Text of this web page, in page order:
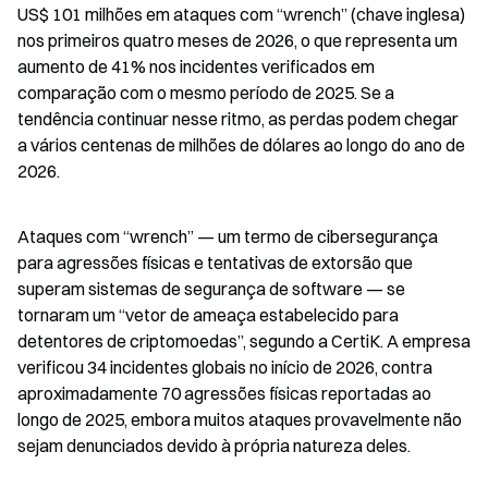
US$ 101 milhões em ataques com “wrench” (chave inglesa)
nos primeiros quatro meses de 2026, o que representa um
aumento de 41% nos incidentes verificados em
comparação com o mesmo período de 2025. Se a
tendência continuar nesse ritmo, as perdas podem chegar
a vários centenas de milhões de dólares ao longo do ano de
2026.
Ataques com “wrench” — um termo de cibersegurança
para agressões físicas e tentativas de extorsão que
superam sistemas de segurança de software — se
tornaram um “vetor de ameaça estabelecido para
detentores de criptomoedas”, segundo a CertiK. A empresa
verificou 34 incidentes globais no início de 2026, contra
aproximadamente 70 agressões físicas reportadas ao
longo de 2025, embora muitos ataques provavelmente não
sejam denunciados devido à própria natureza deles.